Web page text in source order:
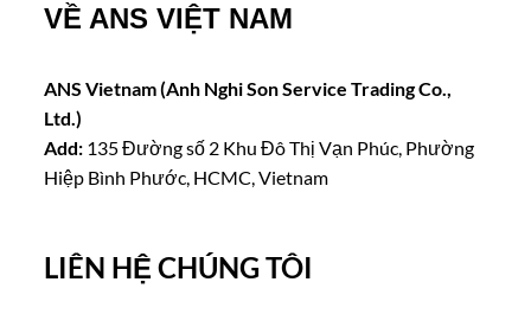
VỀ ANS VIỆT NAM
ANS Vietnam (Anh Nghi Son Service Trading Co.,
Ltd.)
Add: 135 Đường số 2 Khu Đô Thị Vạn Phúc, Phường
Hiệp Bình Phước, HCMC, Vietnam
LIÊN HỆ CHÚNG TÔI